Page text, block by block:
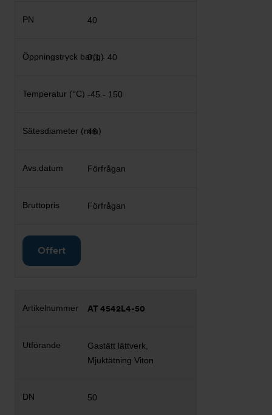
40
0,1 - 40
-45 - 150
46
Förfrågan
Förfrågan
Offert
AT 4542L4-50
Gastätt lättverk,
Mjuktätning Viton
50